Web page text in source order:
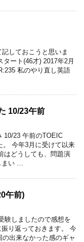
しておこうと思いま
ート(46才) 2017年2月
私のやり直し英語
10/23午前
10/23 午前のTOEIC
。 今年3月に受けて以来
はどうしても、問題演
い …
午前)
験しましたので感想を
り返っておきます。 今
出来なかった感のギャ